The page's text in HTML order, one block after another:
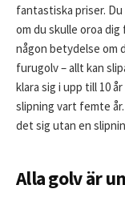
fantastiska priser.
om du skulle oroa
någon betydelse om
furugolv – allt kan
klara sig i upp till 10
slipning vart femte
det sig utan en
Alla golv är